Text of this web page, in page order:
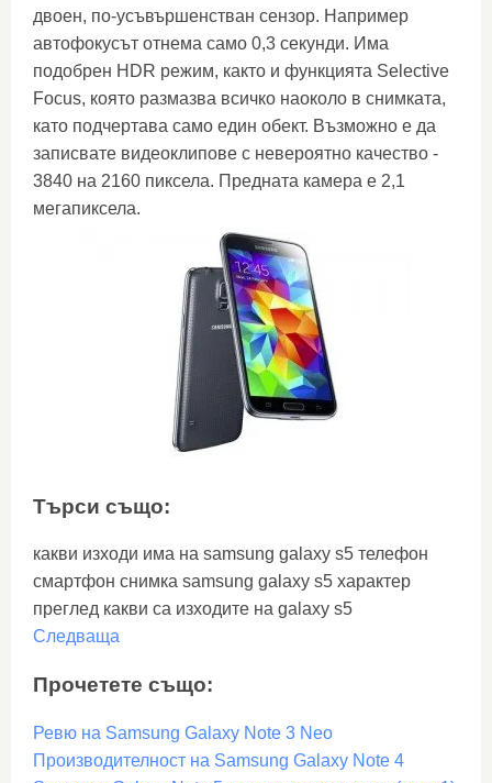
двоен, по-усъвършенстван сензор. Например
автофокусът отнема само 0,3 секунди. Има
подобрен HDR режим, както и функцията Selective
Focus, която размазва всичко наоколо в снимката,
като подчертава само един обект. Възможно е да
записвате видеоклипове с невероятно качество -
3840 на 2160 пиксела. Предната камера е 2,1
мегапиксела.
Търси също:
какви изходи има на samsung galaxy s5 телефон
смартфон снимка samsung galaxy s5 характер
преглед какви са изходите на galaxy s5
Следваща
Прочетете също:
Ревю на Samsung Galaxy Note 3 Neo
Производителност на Samsung Galaxy Note 4